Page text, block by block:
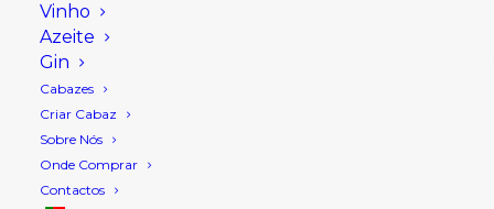
Vinho
Azeite
Gin
Cabazes
Criar Cabaz
Sobre Nós
Onde Comprar
Contactos